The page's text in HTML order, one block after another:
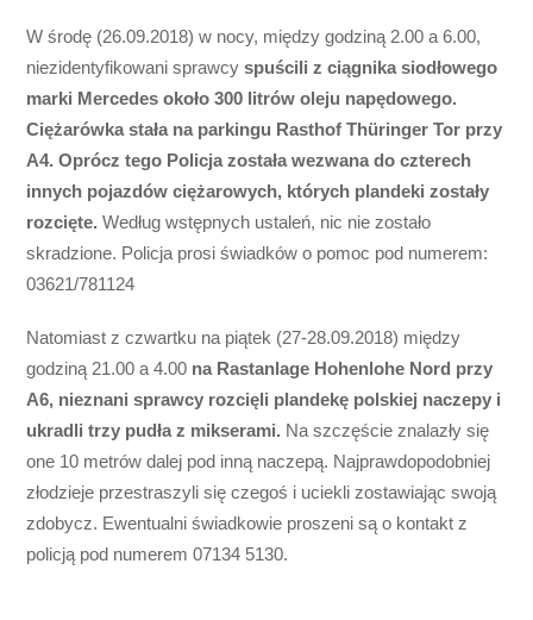
W środę (26.09.2018) w nocy, między godziną 2.00 a 6.00,
niezidentyfikowani sprawcyspuścili z ciągnika siodłowego
marki Mercedes około 300 litrów oleju napędowego.
Ciężarówka stała na parkingu Rasthof Thüringer Tor przy
A4. Oprócz tego Policja została wezwana do czterech
innych pojazdów ciężarowych, których plandeki zostały
rozcięte. Według wstępnych ustaleń, nic nie zostało
skradzione. Policja prosi świadków o pomoc pod numerem:
03621/781124
Natomiast z czwartku na piątek (27-28.09.2018) między
godziną 21.00 a 4.00 na Rastanlage Hohenlohe Nord przy
A6, nieznani sprawcy rozcięli plandekę polskiej naczepy i
ukradli trzy pudła z mikserami. Na szczęście znalazły się
one 10 metrów dalej pod inną naczepą. Najprawdopodobniej
złodzieje przestraszyli się czegoś i uciekli zostawiając swoją
zdobycz. Ewentualni świadkowie proszeni są o kontakt z
policją pod numerem 07134 5130.